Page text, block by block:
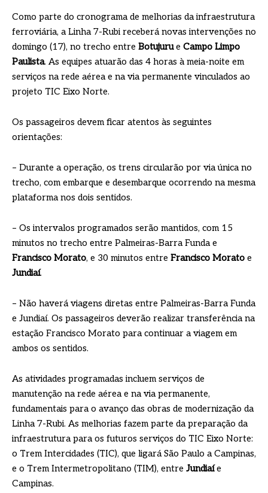
Como parte do cronograma de melhorias da infraestrutura
ferroviária, a Linha 7-Rubi receberá novas intervenções no
domingo (17), no trecho entre Botujurue Campo Limpo
Paulista. As equipes atuarão das 4 horas à meia-noite em
serviços na rede aérea e na via permanente vinculados ao
projeto TIC Eixo Norte.
Os passageiros devem ficar atentos às seguintes
orientações:
– Durante a operação, os trens circularão por via única no
trecho, com embarque e desembarque ocorrendo na mesma
plataforma nos dois sentidos.
– Os intervalos programados serão mantidos, com 15
minutos no trecho entre Palmeiras-Barra Funda e
Francisco Morato, e 30 minutos entre Francisco Morato e
Jundiaí.
– Não haverá viagens diretas entre Palmeiras-Barra Funda
e Jundiaí. Os passageiros deverão realizar transferência na
estação Francisco Morato para continuar a viagem em
ambos os sentidos.
As atividades programadas incluem serviços de
manutenção na rede aérea e na via permanente,
fundamentais para o avanço das obras de modernização da
Linha 7-Rubi. As melhorias fazem parte da preparação da
infraestrutura para os futuros serviços do TIC Eixo Norte:
o Trem Intercidades (TIC), que ligará São Paulo a Campinas,
e o Trem Intermetropolitano (TIM), entre Jundiaíe
Campinas.